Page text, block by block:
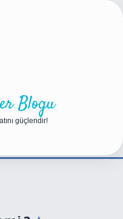
Blogu
güçlendir!